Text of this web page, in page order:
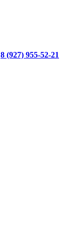
8 (927) 955-52-21